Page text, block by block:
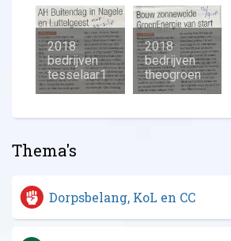
2018
bedrijven
tesselaar1
2018
bedrijven
theogroen
Thema's
Dorpsbelang, KoL en CC